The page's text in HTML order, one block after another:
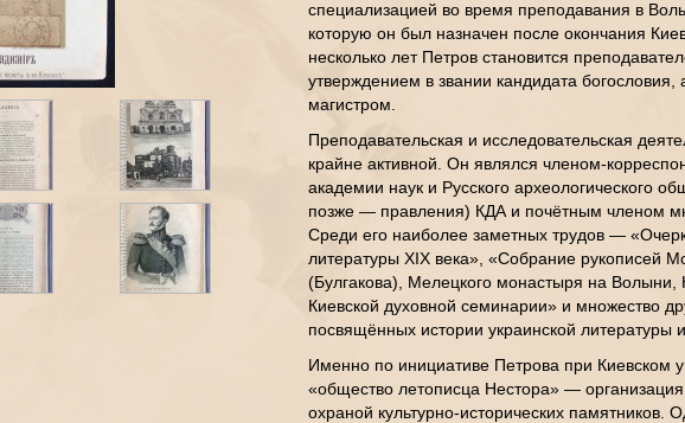
специализацией во время преподавания в
которую он был назначен после окончания
несколько лет Петров становится
утверждением в звании кандидата богословия,
магистром.
Преподавательская и исследовательская
крайне активной. Он являлся членом-
академии наук и Русского археологического
позже — правления) КДА и почётным членом
Среди его наиболее заметных трудов —
литературы XIX века», «Собрание рукописей
(Булгакова), Мелецкого монастыря на Волыни,
Киевской духовной семинарии» и множество
посвящённых истории украинской литературы
Именно по инициативе Петрова при Киевском
«общество летописца Нестора» —
охраной культурно-исторических памятников.